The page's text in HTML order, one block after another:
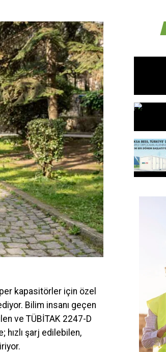
kapasitörler için özel
Bilim insanı geçen
ve TÜBİTAK 2247-D
hızlı şarj edilebilen,